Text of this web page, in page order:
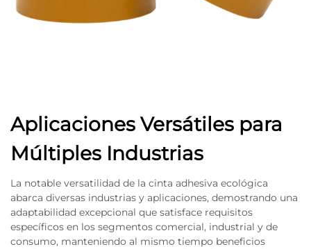
Aplicaciones Versátiles para
Múltiples Industrias
La notable versatilidad de la cinta adhesiva ecológica
abarca diversas industrias y aplicaciones, demostrando una
adaptabilidad excepcional que satisface requisitos
específicos en los segmentos comercial, industrial y de
consumo, manteniendo al mismo tiempo beneficios